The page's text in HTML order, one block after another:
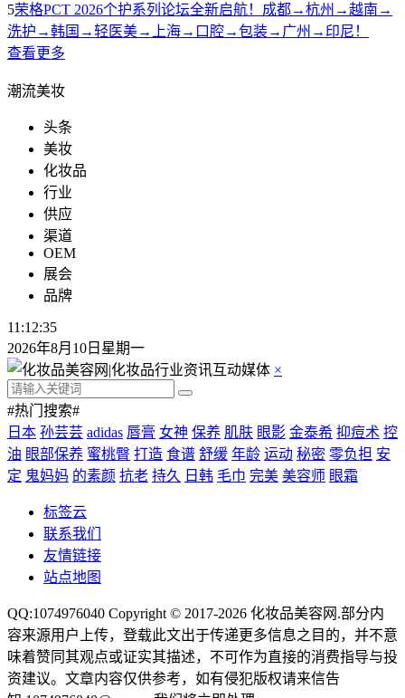
5荣格PCT 2026个护系列论坛全新启航！成都→杭州→越南→
洗护→韩国→轻医美→上海→口腔→包装→广州→印尼！
查看更多
潮流美妆
头条
美妆
化妆品
行业
供应
渠道
OEM
展会
品牌
11:12:35
2026年8月10日星期一
×
#热门搜索#
日本 孙芸芸 adidas 唇膏 女神 保养 肌肤 眼影 金泰希 抑痘术 控
油 眼部保养 蜜桃臀 打造 食谱 舒缓 年龄 运动 秘密 零负担 安
定 鬼妈妈 的素颜 抗老 持久 日韩 毛巾 完美 美容师 眼霜
标签云
联系我们
友情链接
站点地图
QQ:1074976040 Copyright © 2017-2026 化妆品美容网 .部分内
容来源用户上传，登载此文出于传递更多信息之目的，并不意
味着赞同其观点或证实其描述，不可作为直接的消费指导与投
资建议。文章内容仅供参考，如有侵犯版权请来信告